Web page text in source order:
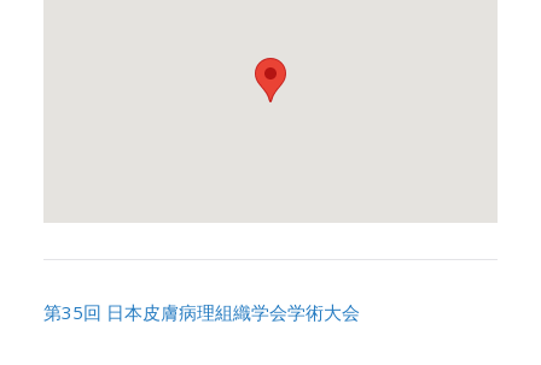
第35回 日本皮膚病理組織学会学術大会